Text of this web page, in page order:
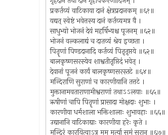
प्रकर्तव्यं वाटिकाया दानं क्षेत्रप्रदानकम् ॥६१॥
यद्यत् स्वेष्टं भवेत्तस्य दानं कर्तव्यमत्र वै ।
साधुभ्यो भोजनं देयं महर्षिभ्यश्च पूजनम् ॥६२॥
भोजनं वल्कलाद्यं च दातव्यं श्रेय इच्छता ।
पितॄणां पिण्डदानादि कर्तव्यं पितृतृप्तये ॥६२॥
बालकृष्णसरस्येव शाश्वतीतृप्तिदं भवेत् ।
देवानां पूजनं कार्यं बालकृष्णसरस्तटे ॥६४॥
मन्दिराणि सुराणां च कारणीयानि तत्तटे ।
मुक्तानामवताराणामीश्वराणां तथाऽऽलयाः ॥६५॥
ऋषीणां चापि पितॄणां प्रासादा मोक्षदाः शुभाः ।
कारणीया धर्मशाला भक्तिशालाः शुभावहाः ॥६६॥
उद्यानानि वाटिकाद्याः कारणीया हरेः कृते ।
मन्दिरं कारयित्वाऽत्र मम मूर्त्या समं सुरान् ॥६७॥